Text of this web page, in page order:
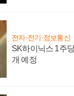
전자·전기·정보통신
SK하이닉스 1주
개 예정